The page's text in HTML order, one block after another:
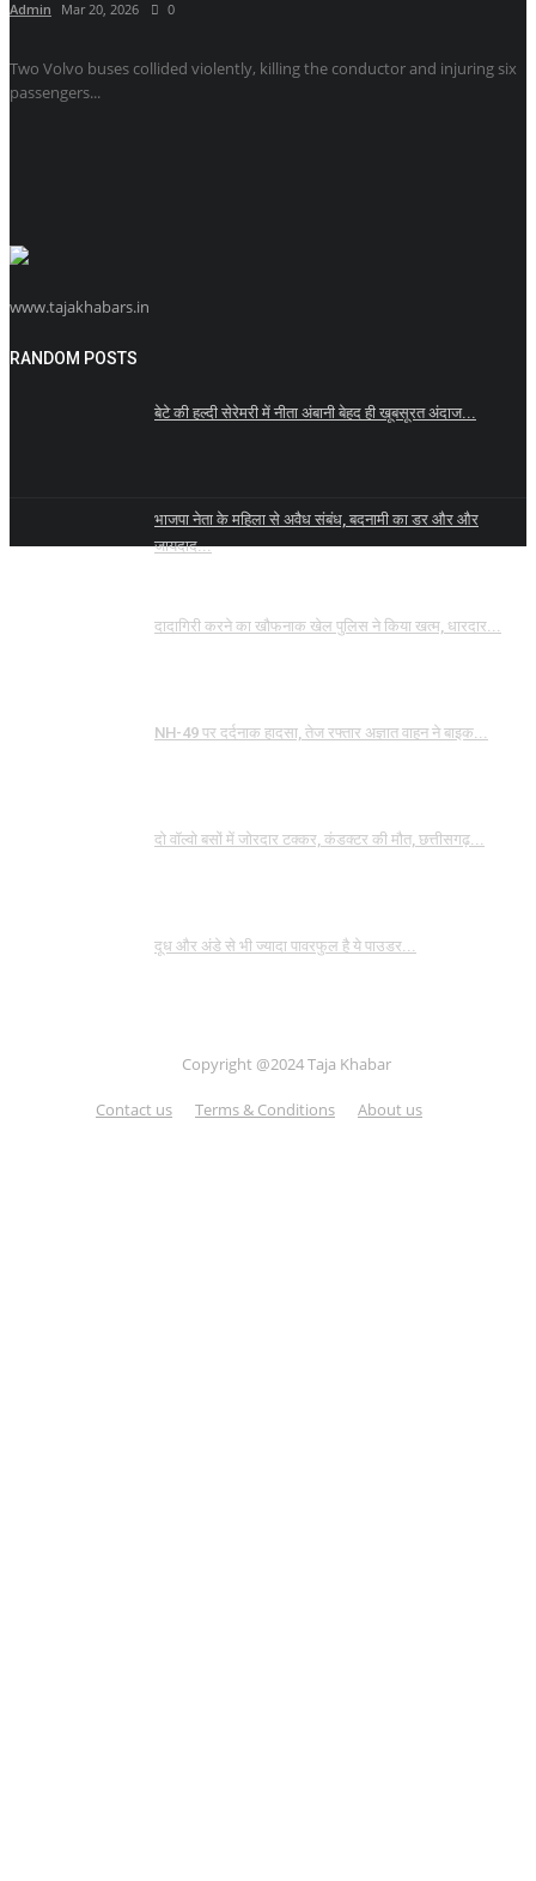
Admin Mar 20, 2026 0
Two Volvo buses collided violently, killing the conductor and injuring six
passengers...
www.tajakhabars.in
RANDOM POSTS
बेटे की हल्दी सेरेमरी में नीता अंबानी बेहद ही खूबसूरत अंदाज...
भाजपा नेता के महिला से अवैध संबंध, बदनामी का डर और और
जायदाद...
दादागिरी करने का खौफनाक खेल पुलिस ने किया खत्म, धारदार...
NH-49 पर दर्दनाक हादसा, तेज रफ्तार अज्ञात वाहन ने बाइक...
दो वॉल्वो बसों में जोरदार टक्कर, कंडक्टर की मौत, छत्तीसगढ़...
दूध और अंडे से भी ज्यादा पावरफुल है ये पाउडर...
Copyright @2024 Taja Khabar
Contact us Terms & Conditions About us